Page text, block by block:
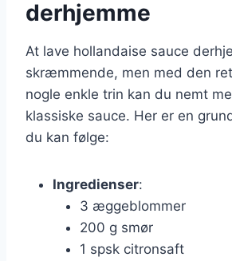
derhjemme
At lave hollandaise sauce
skræmmende, men med den
nogle enkle trin kan du nemt
klassiske sauce. Her er en
du kan følge:
Ingredienser:
3 æggeblommer
200 g smør
1 spsk citronsaft